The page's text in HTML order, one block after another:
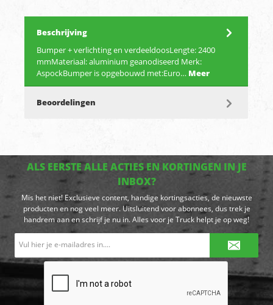
Beschrijving
Bumper + verlichting en verdeeldoosLengte: 2400
mmMateriaal: aluminium geanodiseerd Merk:
AspockBumper is opgebouwd met:Euro… Meer
Beoordelingen
ALS EERSTE ALLE ACTIES EN KORTINGEN IN JE
INBOX?
Mis het niet! Exclusieve content, handige kortingsacties, de nieuwste
producten en nog veel meer. Uitsluitend voor abonnees, dus trek je
handrem aan en schrijf je nu in. Alles voor je Truck helpt je op weg!